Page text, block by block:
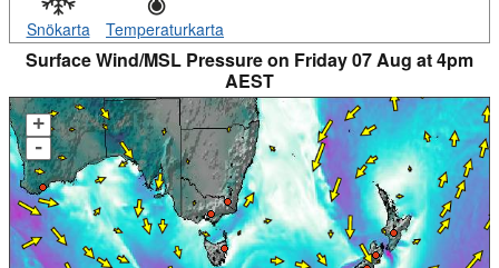
Snökarta Temperaturkarta
Surface Wind/MSL Pressure on Friday 07 Aug at 4pm
AEST
+
-